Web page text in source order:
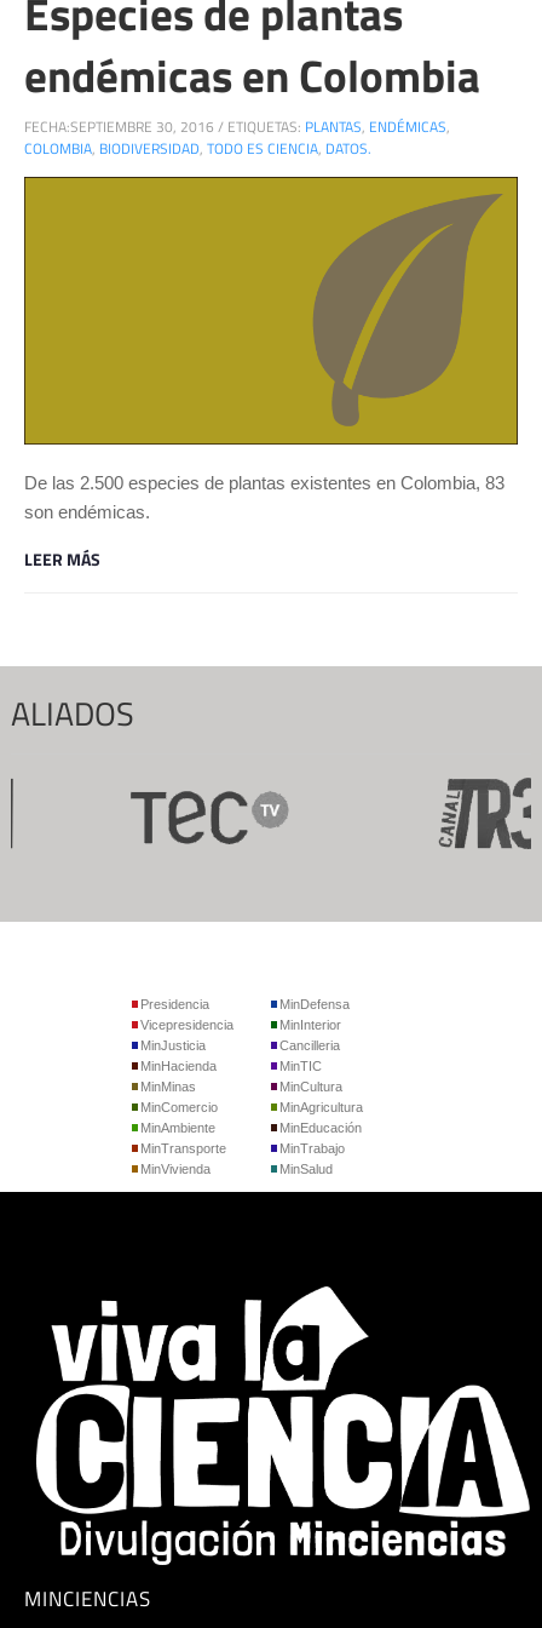
endémicas en Colombia
FECHA:SEPTIEMBRE 30, 2016 / ETIQUETAS: PLANTAS, ENDÉMICAS,
COLOMBIA, BIODIVERSIDAD, TODO ES CIENCIA, DATOS.
De las 2.500 especies de plantas existentes en Colombia, 83
son endémicas.
LEER MÁS
ALIADOS
Presidencia
Vicepresidencia
MinJusticia
MinDefensa
MinInterior
Cancilleria
MinHacienda
MinMinas
MinComercio
MinTIC
MinCultura
MinAgricultura
MinAmbiente
MinTransporte
MinVivienda
MinEducación
MinTrabajo
MinSalud
MINCIENCIAS